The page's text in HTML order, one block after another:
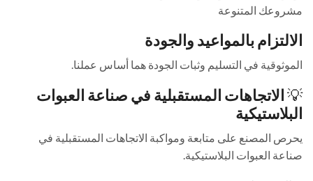
مشروعك المتنوعة
الالتزام بالمواعيد والجودة
الموثوقية في التسليم وثبات الجودة هما أساس عملنا.
💡الاتجاهات المستقبلية في صناعة العبوات
البلاستيكية
يحرص المصنع على متابعة ومواكبة الاتجاهات المستقبلية في
صناعة العبوات البلاستيكية.